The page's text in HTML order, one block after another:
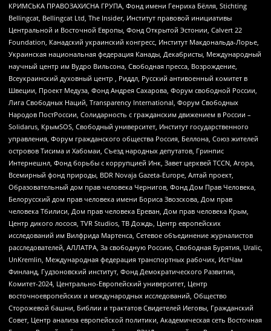
КРИМСЬКА ПРАВОЗАХИСНА ГРУПА, Фонд имени Генриха Бёлля, Stichting
Bellingcat, Bellingcat Ltd, The Insider, Институт правовой инициативы
Центральной и Восточной Европы, Фонд Открытой Эстонии, Calvert 22
Foundation, Канадский украинский конгресс, Институт Макдональда-Лорье,
Украинская национальная федерация Канады, Декабристы, Международный
научный центр им Вудро Вильсона, Свободная пресса, Возрождение,
Всеукраинский духовный центр , Риддл, Русский антивоенный комитет в
Швеции, Проект Медуза, Фонд Андрея Сахарова, Форум свободной России,
Лига Свободных Наций, Transparеncy International, Форум Свободных
Народов ПостРоссии, Солидарность с гражданским движением в России –
Solidarus, КрымSOS, Свободный университет, Институт государственного
управления, Форум гражданского общества Россия, Беллона, Союз жителей
островов Тисима и Хабомаи, Съезд народных депутатов, Гринпис
Интернешнл, Фонд борьбы с коррупцией Инк, Завет церквей TCCN, Агора,
Всемирный фонд природы, BDR Novaja Gazeta-Europe, Алтай проект,
Образовательный дом прав человека Чернигов, Фонд Дом Прав Человека,
Белорусский дом прав человека имени Бориса Звозскова, Дом прав
человека Тбилиси, Дом прав человека Ереван, Дом прав человека Крым,
Центр дикого лосося, TVR Studios, ТВ Дождь, Центр европейских
исследований им Вилфрида Мартенса, Сетевое объединение журналистов
расследователей, АЛЛАТРА, За свободную Россию, Свободная Бурятия, Uralic,
UnKremlin, Международная федерация транспортных рабочих, ИстЧам
Финланд, Гудзоновский институт, Фонд Демократического Развития,
Комитет-2024, Центрально-Европейский университет, Центр
восточноевропейских и международных исследований, Общество
Сторожевой башни, Библии и трактатов Свидетелей Иеговы, Гражданский
Совет, Центр анализа европейской политики, Академическая сеть Восточная